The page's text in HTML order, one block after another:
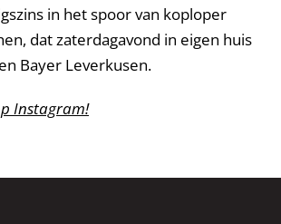
in het spoor van koploper
dat zaterdagavond in eigen huis
Bayer Leverkusen.
Instagram!